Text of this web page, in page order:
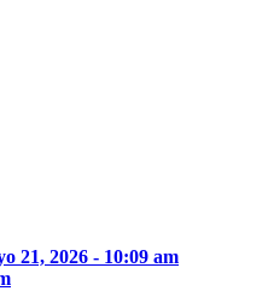
21, 2026 - 10:09 am